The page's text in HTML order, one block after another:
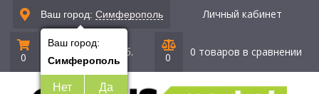
Ваш город: Симферополь
Ваш город:
Симферополь
Нет Да
Личный кабинет
0 0 позиций | 0 руб. 0 0 товаров в сравнении